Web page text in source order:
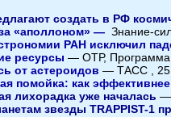
создать в РФ
«аполлоном» —Знание-
РАН исключил
ресурсы — ОТР, Программа
от астероидов — ТАСС ,
помойка: как
лихорадка уже началась —
звезды TRAPPIST-